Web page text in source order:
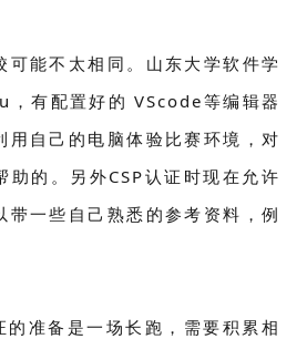
可能不太相同。山东大学软件学
有配置好的 VScode等编辑器
用自己的电脑体验比赛环境，对
助的。另外CSP认证时现在允许
带一些自己熟悉的参考资料，例
的准备是一场长跑，需要积累相